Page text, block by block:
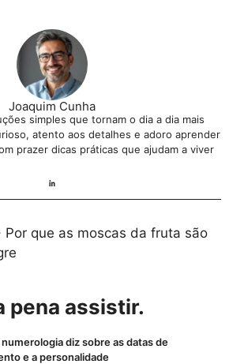
Joaquim Cunha
simples que tornam o dia a dia mais
atento aos detalhes e adoro aprender
prazer dicas práticas que ajudam a viver
Por que as moscas da fruta são
pena assistir.
numerologia diz sobre as datas de
e a personalidade